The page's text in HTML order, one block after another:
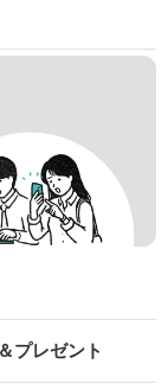
プレゼント